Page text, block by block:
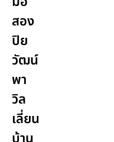
สอง
ปิย
วัฒน์
พา
วิล
เลี่ยน